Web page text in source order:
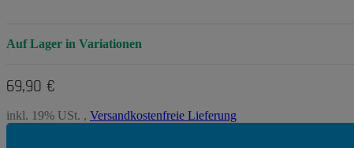
Auf Lager in Variationen
69,90 €
inkl. 19% USt. , Versandkostenfreie Lieferung